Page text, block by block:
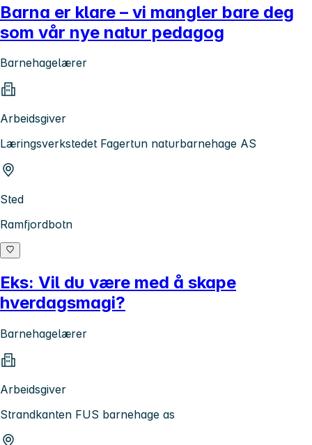
Barna er klare – vi mangler bare deg
som vår nye natur pedagog
Barnehagelærer
Arbeidsgiver
Læringsverkstedet Fagertun naturbarnehage AS
Sted
Ramfjordbotn
Eks: Vil du være med å skape
hverdagsmagi?
Barnehagelærer
Arbeidsgiver
Strandkanten FUS barnehage as